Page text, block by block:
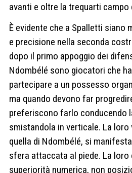
avanti e oltre la trequarti campo
È evidente che a Spalletti siano
e precisione nella seconda
dopo il primo appoggio dei
Ndombélé sono giocatori che
partecipare a un possesso
ma quando devono far
preferiscono farlo conducendo
smistandola in verticale. La
quella di Ndombélé, si
sfera attaccata al piede. La loro
superiorità numerica, non